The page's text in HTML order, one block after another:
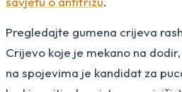
Pregledajte gumena crijeva
Crijevo koje je mekano na
na spojevima je kandidat za